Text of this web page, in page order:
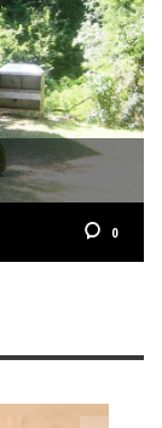
0